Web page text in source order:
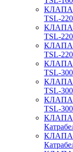
TSL-
TSL-
TSL-
TSL-
TSL-
TSL-